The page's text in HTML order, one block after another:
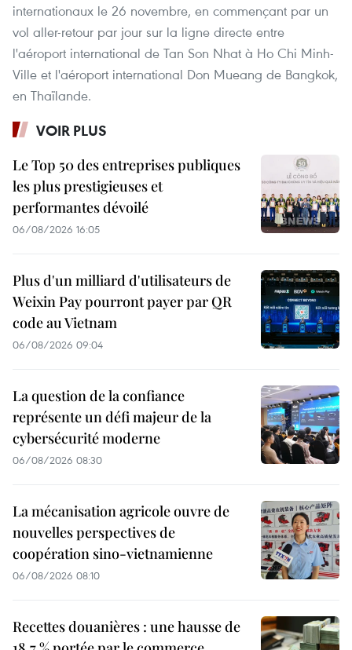
internationaux le 26 novembre, en commençant par un
vol aller-retour par jour sur la ligne directe entre
l'aéroport international de Tan Son Nhat à Ho Chi Minh-
Ville et l'aéroport international Don Mueang de Bangkok,
en Thaïlande.
VOIR PLUS
Le Top 50 des entreprises publiques
les plus prestigieuses et
performantes dévoilé
06/08/2026 16:05
Plus d'un milliard d'utilisateurs de
Weixin Pay pourront payer par QR
code au Vietnam
06/08/2026 09:04
La question de la confiance
représente un défi majeur de la
cybersécurité moderne
06/08/2026 08:30
La mécanisation agricole ouvre de
nouvelles perspectives de
coopération sino-vietnamienne
06/08/2026 08:10
Recettes douanières : une hausse de